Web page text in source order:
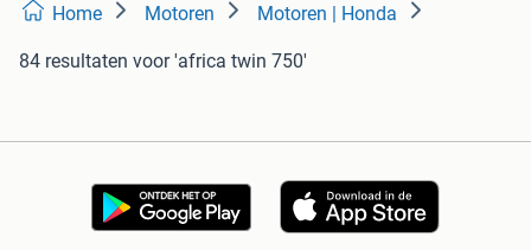
Home Motoren Motoren | Honda
84 resultaten voor 'africa twin 750'